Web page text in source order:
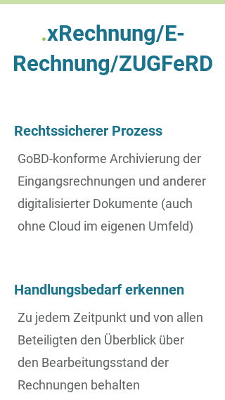
.xRechnung/E-
Rechnung/ZUGFeRD
Rechtssicherer Prozess
GoBD-konforme Archivierung der
Eingangsrechnungen und anderer
digitalisierter Dokumente (auch
ohne Cloud im eigenen Umfeld)
Handlungsbedarf erkennen
Zu jedem Zeitpunkt und von allen
Beteiligten den Überblick über
den Bearbeitungsstand der
Rechnungen behalten